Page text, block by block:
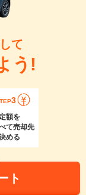
て
う!
3
額を
て売却先
める
ト